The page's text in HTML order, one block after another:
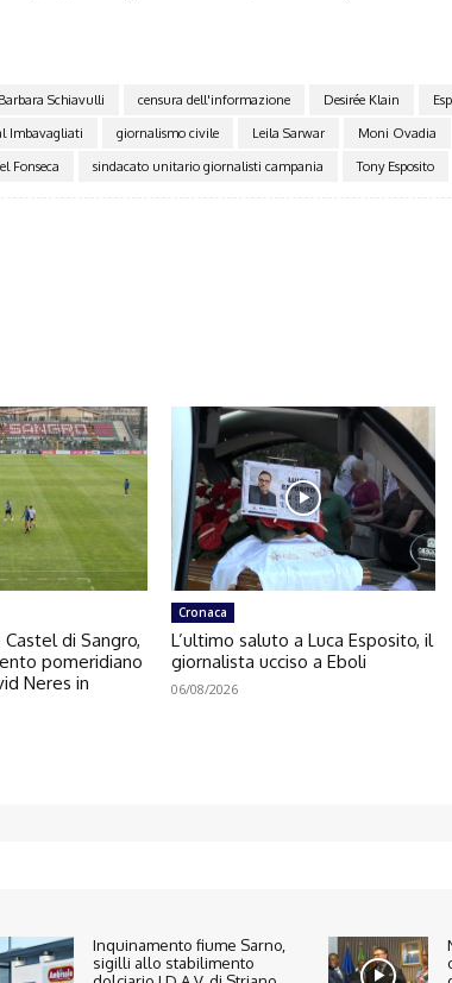
Barbara Schiavulli censura dell'informazione Desirée Klain
Imbavagliati giornalismo civile Leila Sarwar Moni Ovadia
Fonseca sindacato unitario giornalisti campania Tony Esposito
Castel di Sangro,
pomeridiano
Neres in
Cronaca
L’ultimo saluto a Luca Esposito, il
giornalista ucciso a Eboli
06/08/2026
Inquinamento fiume Sarno,
sigilli allo stabilimento